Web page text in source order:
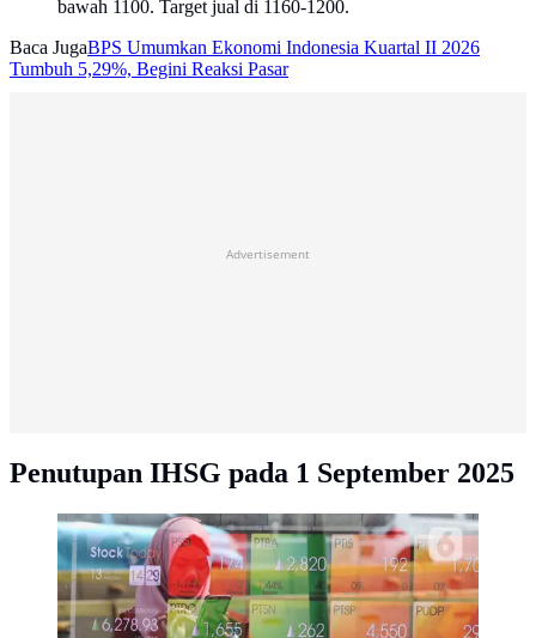
bawah 1100. Target jual di 1160-1200.
Baca JugaBPS Umumkan Ekonomi Indonesia Kuartal II 2026
Tumbuh 5,29%, Begini Reaksi Pasar
Advertisement
Penutupan IHSG pada 1 September 2025